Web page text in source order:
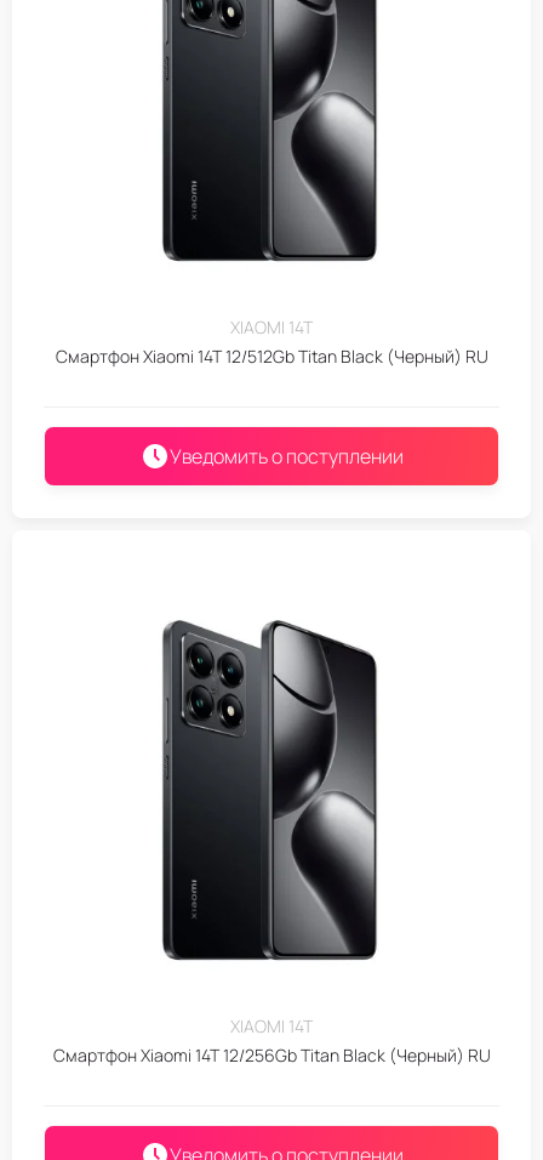
XIAOMI 14T
Смартфон Xiaomi 14T 12/512Gb Titan Black (Черный) RU
Уведомить о поступлении
XIAOMI 14T
Смартфон Xiaomi 14T 12/256Gb Titan Black (Черный) RU